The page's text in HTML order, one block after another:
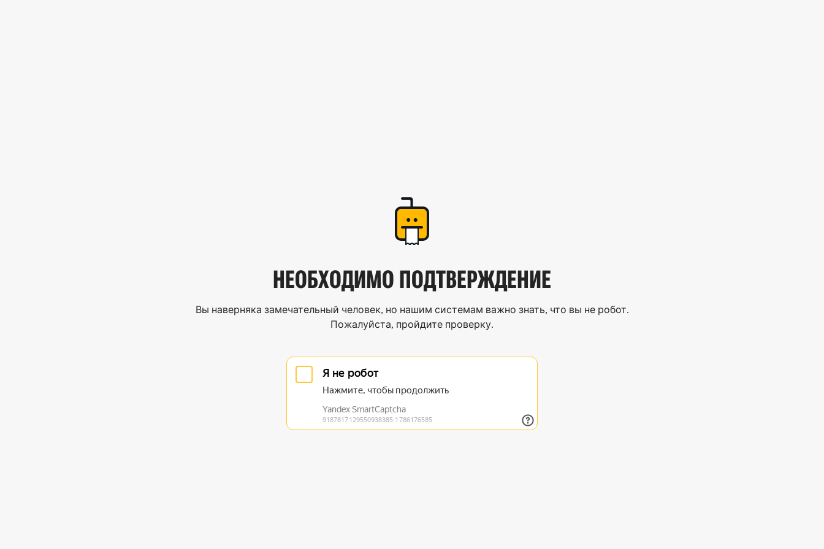
НЕОБХОДИМО ПОДТВЕРЖДЕНИЕ
Вы наверняка замечательный человек, но нашим системам важно знать, что вы не робот.
Пожалуйста, пройдите проверку.